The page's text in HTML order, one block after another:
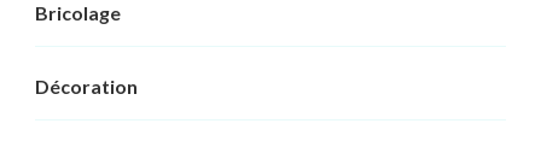
Bricolage
Décoration